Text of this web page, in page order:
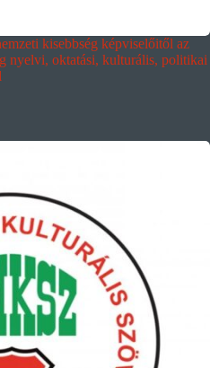
kisebbség képviselőitől az
nyelvi, oktatási, kulturális, politikai